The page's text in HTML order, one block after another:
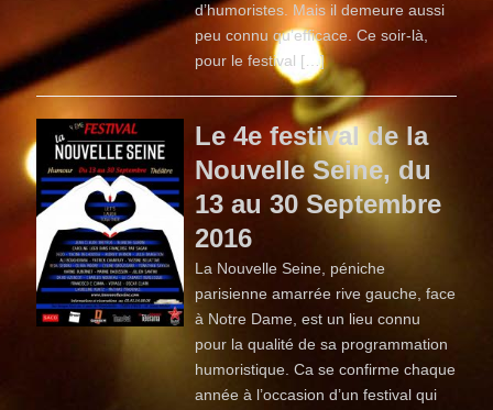
d’humoristes. Mais il demeure aussi
peu connu qu’efficace. Ce soir-là,
pour le festival […]
Le 4e festival de la
Nouvelle Seine, du
13 au 30 Septembre
2016
La Nouvelle Seine, péniche
parisienne amarrée rive gauche, face
à Notre Dame, est un lieu connu
pour la qualité de sa programmation
humoristique. Ca se confirme chaque
année à l’occasion d’un festival qui